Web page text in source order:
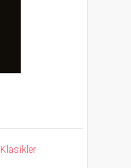
Klasikler